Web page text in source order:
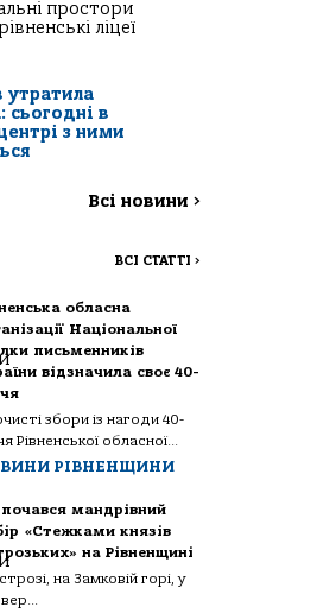
простори
ліцеї
утратила
сьогодні в
з ними
Всі новини >
ВСІ СТАТТІ >
обласна
Національної
письменників
відзначила своє 40-
збори із нагоди 40-
Рівненської обласної...
РІВНЕНЩИНИ
мандрівний
«Стежками князів
на Рівненщині
на Замковій горі, у